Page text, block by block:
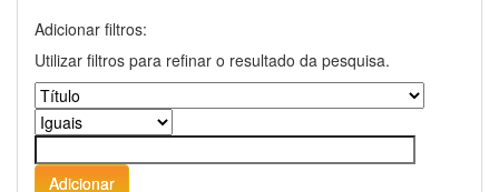
Adicionar filtros:
Utilizar filtros para refinar o resultado da pesquisa.